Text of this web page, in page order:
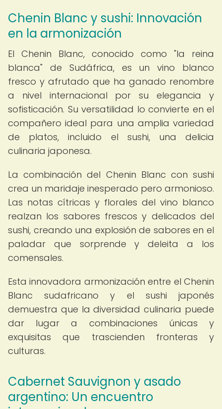
Chenin Blanc y sushi: Innovación
en la armonización
El Chenin Blanc, conocido como "la reina
blanca" de Sudáfrica, es un vino blanco
fresco y afrutado que ha ganado renombre
a nivel internacional por su elegancia y
sofisticación. Su versatilidad lo convierte en el
compañero ideal para una amplia variedad
de platos, incluido el sushi, una delicia
culinaria japonesa.
La combinación del Chenin Blanc con sushi
crea un maridaje inesperado pero armonioso.
Las notas cítricas y florales del vino blanco
realzan los sabores frescos y delicados del
sushi, creando una explosión de sabores en el
paladar que sorprende y deleita a los
comensales.
Esta innovadora armonización entre el Chenin
Blanc sudafricano y el sushi japonés
demuestra que la diversidad culinaria puede
dar lugar a combinaciones únicas y
exquisitas que trascienden fronteras y
culturas.
Cabernet Sauvignon y asado
argentino: Un encuentro